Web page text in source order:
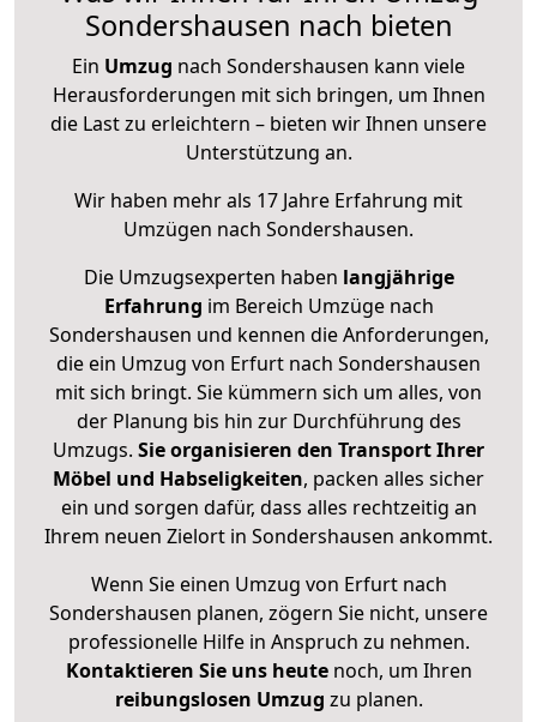
Sondershausen nach bieten
Ein Umzug nach Sondershausen kann viele
Herausforderungen mit sich bringen, um Ihnen
die Last zu erleichtern – bieten wir Ihnen unsere
Unterstützung an.
Wir haben mehr als 17 Jahre Erfahrung mit
Umzügen nach Sondershausen.
Die Umzugsexperten haben langjährige
Erfahrung im Bereich Umzüge nach
Sondershausen und kennen die Anforderungen,
die ein Umzug von Erfurt nach Sondershausen
mit sich bringt. Sie kümmern sich um alles, von
der Planung bis hin zur Durchführung des
Umzugs. Sie organisieren den Transport Ihrer
Möbel und Habseligkeiten, packen alles sicher
ein und sorgen dafür, dass alles rechtzeitig an
Ihrem neuen Zielort in Sondershausen ankommt.
Wenn Sie einen Umzug von Erfurt nach
Sondershausen planen, zögern Sie nicht, unsere
professionelle Hilfe in Anspruch zu nehmen.
Kontaktieren Sie uns heutenoch, um Ihren
reibungslosen Umzug zu planen.